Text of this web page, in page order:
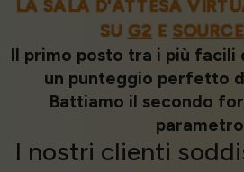
LA SALA D'ATTESA
SU G2 E
Il primo posto tra i più facili
un punteggio perfetto
Battiamo il secondo
I nostri clienti